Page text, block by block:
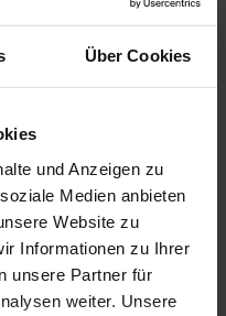
Über Cookies
und Anzeigen zu
Medien anbieten
Website zu
Informationen zu Ihrer
unsere Partner für
weiter. Unsere